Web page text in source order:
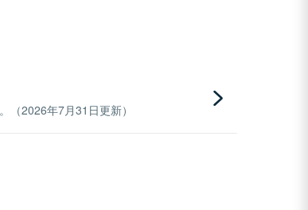
（2026年7月31日更新）